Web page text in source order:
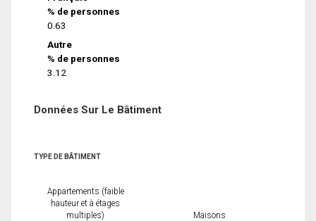
% de personnes
0.63
Autre
% de personnes
3.12
Données Sur Le Bâtiment
TYPE DE BÂTIMENT
Appartements (faible
hauteur et à étages
multiples)
Maisons